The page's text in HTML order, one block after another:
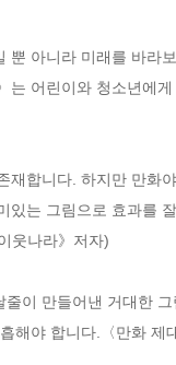
뿐 아니라 미래를 바라
는 어린이와 청소년에
재합니다. 하지만 만화
있는 그림으로 효과를
웃나라》저자)
이 만들어낸 거대한
해야 합니다.〈만화